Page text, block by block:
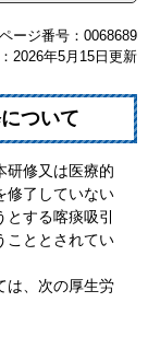
ページ番号：0068689
2026年5月15日更新
ついて
研修又は医療的
修了していない
する喀痰吸引
こととされてい
は、次の厚生労